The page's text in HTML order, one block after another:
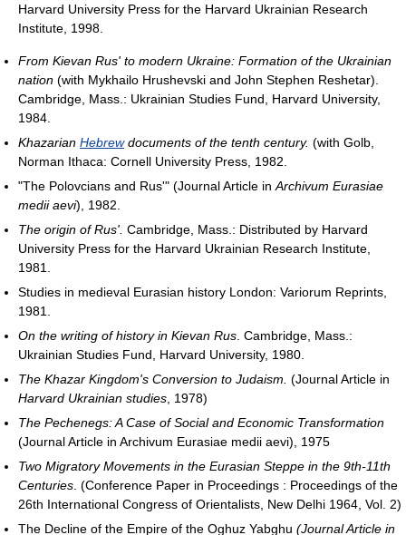
Harvard University Press for the Harvard Ukrainian Research
Institute, 1998.
From Kievan Rus' to modern Ukraine: Formation of the Ukrainian
nation (with Mykhailo Hrushevski and John Stephen Reshetar).
Cambridge, Mass.: Ukrainian Studies Fund, Harvard University,
1984.
Khazarian Hebrewdocuments of the tenth century. (with Golb,
Norman Ithaca: Cornell University Press, 1982.
"The Polovcians and Rus'" (Journal Article in Archivum Eurasiae
medii aevi), 1982.
The origin of Rus'. Cambridge, Mass.: Distributed by Harvard
University Press for the Harvard Ukrainian Research Institute,
1981.
Studies in medieval Eurasian history London: Variorum Reprints,
1981.
On the writing of history in Kievan Rus . Cambridge, Mass.:
Ukrainian Studies Fund, Harvard University, 1980.
The Khazar Kingdom's Conversion to Judaism. (Journal Article in
Harvard Ukrainian studies , 1978)
The Pechenegs: A Case of Social and Economic Transformation
(Journal Article in Archivum Eurasiae medii aevi), 1975
Two Migratory Movements in the Eurasian Steppe in the 9th-11th
Centuries . (Conference Paper in Proceedings : Proceedings of the
26th International Congress of Orientalists, New Delhi 1964, Vol. 2)
The Decline of the Empire of the Oghuz Yabghu (Journal Article in